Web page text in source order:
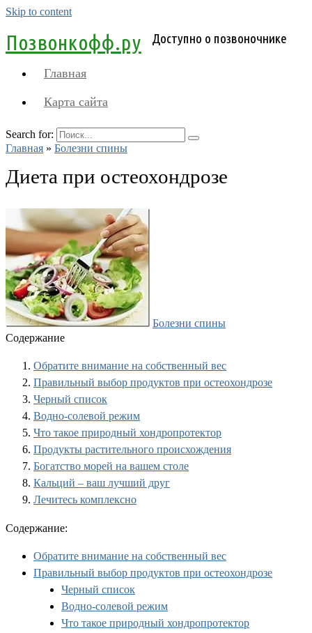
Skip to content
Позвонкофф.ру Доступно о позвоночнике
Главная
Карта сайта
Search for:
Главная » Болезни спины
Диета при остеохондрозе
Болезни спины
Содержание
Обратите внимание на собственный вес
Правильный выбор продуктов при остеохондрозе
Черный список
Водно-солевой режим
Что такое природный хондропротектор
Продукты растительного происхождения
Богатство морей на вашем столе
Кальций – ваш лучший друг
Лечитесь комплексно
Содержание:
Обратите внимание на собственный вес
Правильный выбор продуктов при остеохондрозе
Черный список
Водно-солевой режим
Что такое природный хондропротектор